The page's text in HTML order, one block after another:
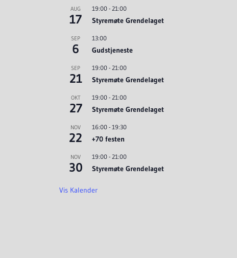
AUG
17
19:00 - 21:00
Styremøte Grendelaget
SEP
6
13:00
Gudstjeneste
SEP
21
19:00 - 21:00
Styremøte Grendelaget
OKT
27
19:00 - 21:00
Styremøte Grendelaget
NOV
22
16:00 - 19:30
+70 festen
NOV
30
19:00 - 21:00
Styremøte Grendelaget
Vis Kalender